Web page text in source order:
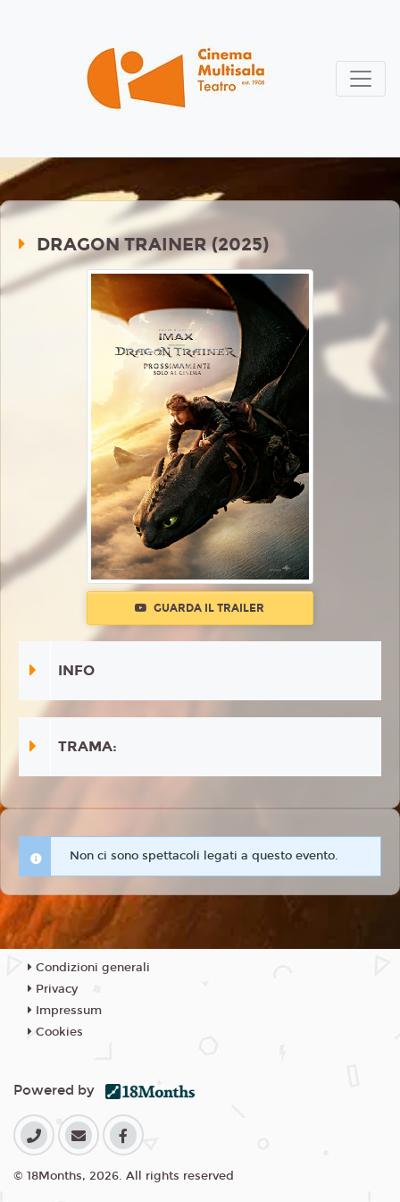
DRAGON TRAINER (2025)
GUARDA IL TRAILER
INFO
TRAMA:
Non ci sono spettacoli legati a questo evento.
Condizioni generali
Privacy
Impressum
Cookies
Powered by
© 18Months, 2026. All rights reserved